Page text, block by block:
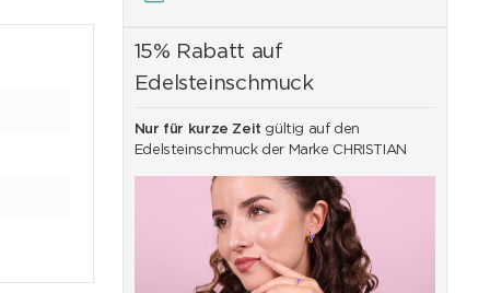
15% Rabatt auf
Edelsteinschmuck
Nur für kurze Zeit gültig auf den
Edelsteinschmuck der Marke CHRISTIAN